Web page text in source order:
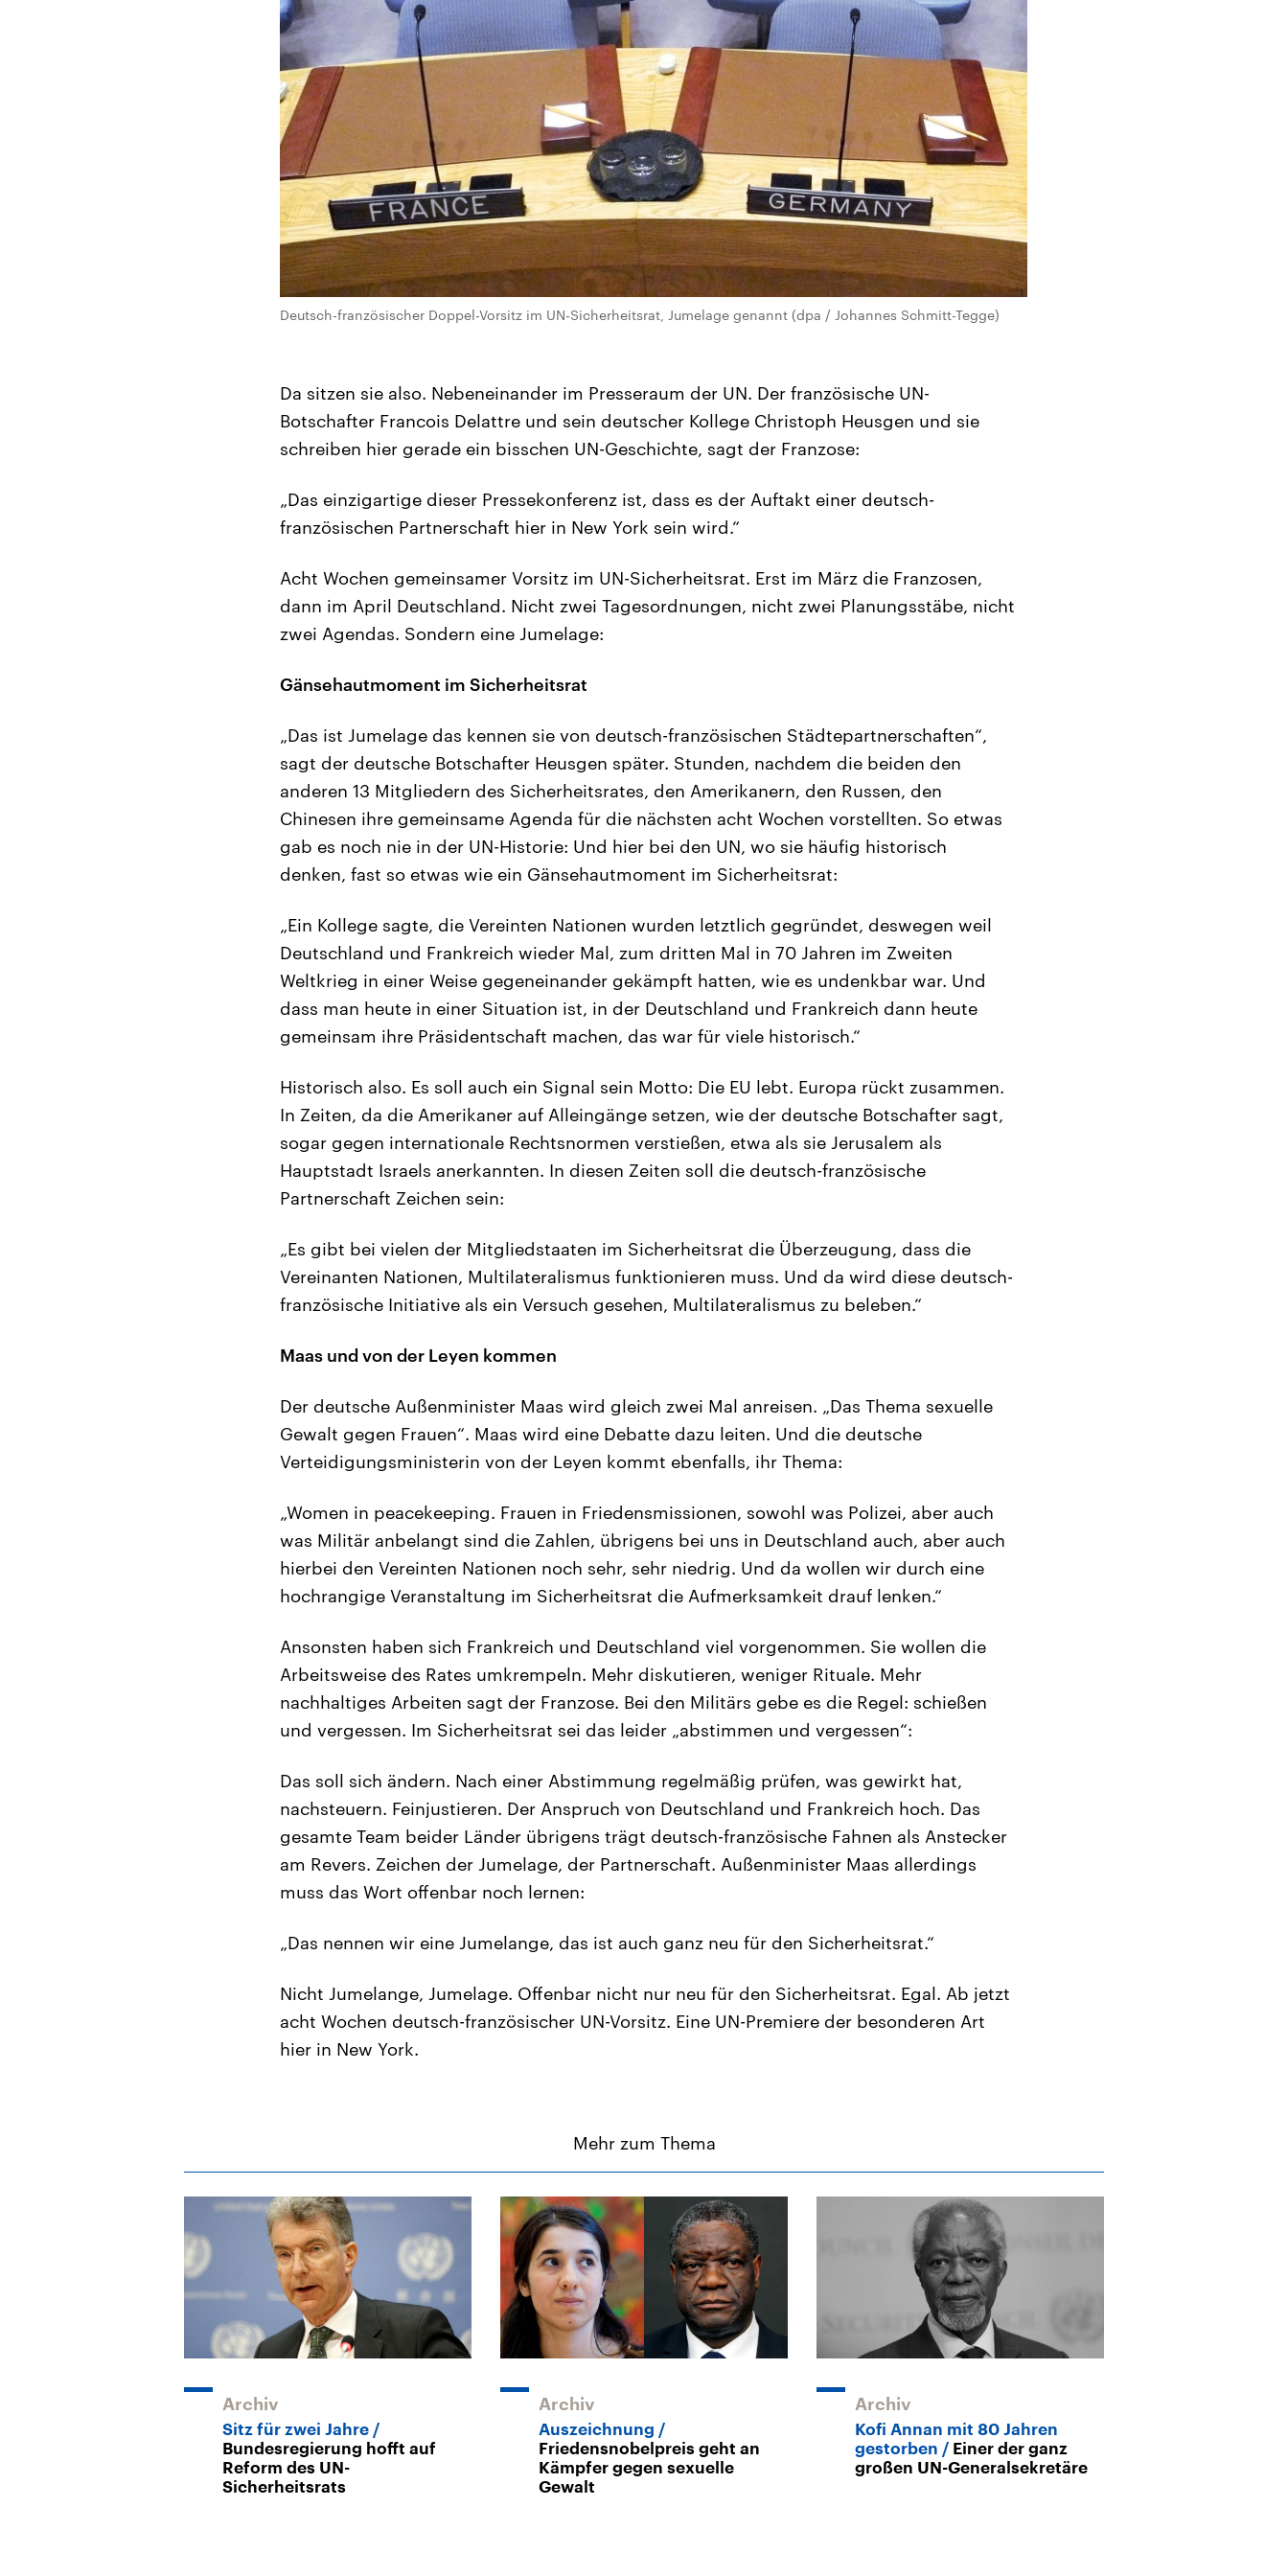
Deutsch-französischer Doppel-Vorsitz im UN-Sicherheitsrat, Jumelage genannt (dpa / Johannes Schmitt-Tegge)
Da sitzen sie also. Nebeneinander im Presseraum der UN. Der französische UN-
Botschafter Francois Delattre und sein deutscher Kollege Christoph Heusgen und sie
schreiben hier gerade ein bisschen UN-Geschichte, sagt der Franzose:
„Das einzigartige dieser Pressekonferenz ist, dass es der Auftakt einer deutsch-
französischen Partnerschaft hier in New York sein wird.“
Acht Wochen gemeinsamer Vorsitz im UN-Sicherheitsrat. Erst im März die Franzosen,
dann im April Deutschland. Nicht zwei Tagesordnungen, nicht zwei Planungsstäbe, nicht
zwei Agendas. Sondern eine Jumelage:
Gänsehautmoment im Sicherheitsrat
„Das ist Jumelage das kennen sie von deutsch-französischen Städtepartnerschaften“,
sagt der deutsche Botschafter Heusgen später. Stunden, nachdem die beiden den
anderen 13 Mitgliedern des Sicherheitsrates, den Amerikanern, den Russen, den
Chinesen ihre gemeinsame Agenda für die nächsten acht Wochen vorstellten. So etwas
gab es noch nie in der UN-Historie: Und hier bei den UN, wo sie häufig historisch
denken, fast so etwas wie ein Gänsehautmoment im Sicherheitsrat:
„Ein Kollege sagte, die Vereinten Nationen wurden letztlich gegründet, deswegen weil
Deutschland und Frankreich wieder Mal, zum dritten Mal in 70 Jahren im Zweiten
Weltkrieg in einer Weise gegeneinander gekämpft hatten, wie es undenkbar war. Und
dass man heute in einer Situation ist, in der Deutschland und Frankreich dann heute
gemeinsam ihre Präsidentschaft machen, das war für viele historisch.“
Historisch also. Es soll auch ein Signal sein Motto: Die EU lebt. Europa rückt zusammen.
In Zeiten, da die Amerikaner auf Alleingänge setzen, wie der deutsche Botschafter sagt,
sogar gegen internationale Rechtsnormen verstießen, etwa als sie Jerusalem als
Hauptstadt Israels anerkannten. In diesen Zeiten soll die deutsch-französische
Partnerschaft Zeichen sein:
„Es gibt bei vielen der Mitgliedstaaten im Sicherheitsrat die Überzeugung, dass die
Vereinanten Nationen, Multilateralismus funktionieren muss. Und da wird diese deutsch-
französische Initiative als ein Versuch gesehen, Multilateralismus zu beleben.“
Maas und von der Leyen kommen
Der deutsche Außenminister Maas wird gleich zwei Mal anreisen. „Das Thema sexuelle
Gewalt gegen Frauen“. Maas wird eine Debatte dazu leiten. Und die deutsche
Verteidigungsministerin von der Leyen kommt ebenfalls, ihr Thema:
„Women in peacekeeping. Frauen in Friedensmissionen, sowohl was Polizei, aber auch
was Militär anbelangt sind die Zahlen, übrigens bei uns in Deutschland auch, aber auch
hierbei den Vereinten Nationen noch sehr, sehr niedrig. Und da wollen wir durch eine
hochrangige Veranstaltung im Sicherheitsrat die Aufmerksamkeit drauf lenken.“
Ansonsten haben sich Frankreich und Deutschland viel vorgenommen. Sie wollen die
Arbeitsweise des Rates umkrempeln. Mehr diskutieren, weniger Rituale. Mehr
nachhaltiges Arbeiten sagt der Franzose. Bei den Militärs gebe es die Regel: schießen
und vergessen. Im Sicherheitsrat sei das leider „abstimmen und vergessen“:
Das soll sich ändern. Nach einer Abstimmung regelmäßig prüfen, was gewirkt hat,
nachsteuern. Feinjustieren. Der Anspruch von Deutschland und Frankreich hoch. Das
gesamte Team beider Länder übrigens trägt deutsch-französische Fahnen als Anstecker
am Revers. Zeichen der Jumelage, der Partnerschaft. Außenminister Maas allerdings
muss das Wort offenbar noch lernen:
„Das nennen wir eine Jumelange, das ist auch ganz neu für den Sicherheitsrat.“
Nicht Jumelange, Jumelage. Offenbar nicht nur neu für den Sicherheitsrat. Egal. Ab jetzt
acht Wochen deutsch-französischer UN-Vorsitz. Eine UN-Premiere der besonderen Art
hier in New York.
Mehr zum Thema
Archiv
Sitz für zwei Jahre
Bundesregierung hofft auf
Reform des UN-
Sicherheitsrats
Archiv
Auszeichnung
Friedensnobelpreis geht an
Kämpfer gegen sexuelle
Gewalt
Archiv
Kofi Annan mit 80 Jahren
gestorben
Einer der ganz
großen UN-Generalsekretäre